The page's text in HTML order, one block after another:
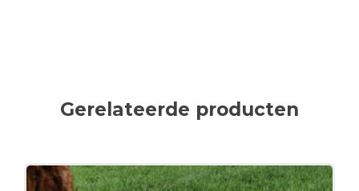
Gerelateerde producten